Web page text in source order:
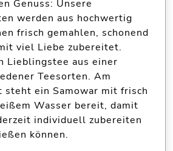
Genuss: Unsere
werden aus hochwertig
frisch gemahlen, schonend
viel Liebe zubereitet.
Lieblingstee aus einer
Teesorten. Am
steht ein Samowar mit frisch
Wasser bereit, damit
individuell zubereiten
können.